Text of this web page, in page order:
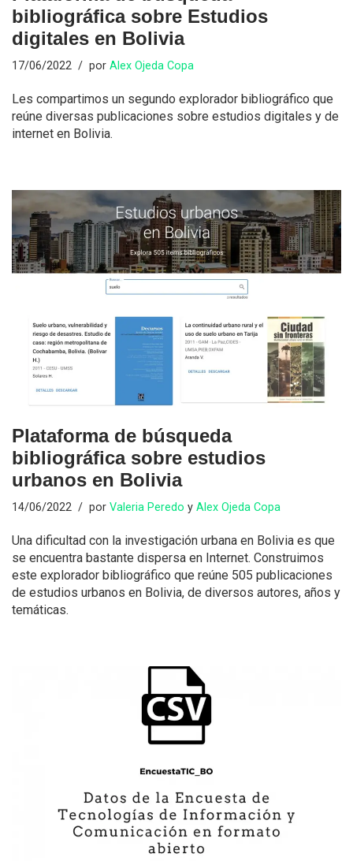
bibliográfica sobre Estudios
digitales en Bolivia
17/06/2022 por Alex Ojeda Copa
Les compartimos un segundo explorador bibliográfico que
reúne diversas publicaciones sobre estudios digitales y de
internet en Bolivia.
Plataforma de búsqueda
bibliográfica sobre estudios
urbanos en Bolivia
14/06/2022 por Valeria Peredo y Alex Ojeda Copa
Una dificultad con la investigación urbana en Bolivia es que
se encuentra bastante dispersa en Internet. Construimos
este explorador bibliográfico que reúne 505 publicaciones
de estudios urbanos en Bolivia, de diversos autores, años y
temáticas.